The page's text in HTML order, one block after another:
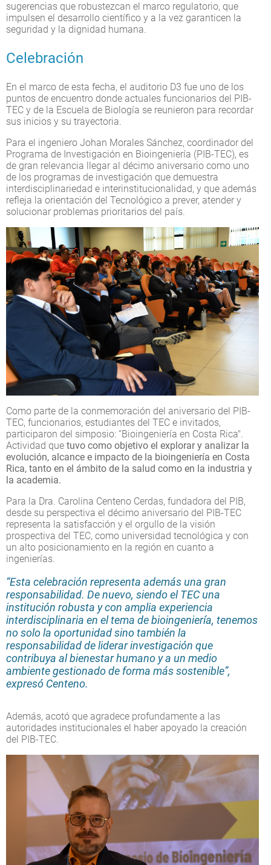
sugerencias que robustezcan el marco regulatorio, que
impulsen el desarrollo científico y a la vez garanticen la
seguridad y la dignidad humana.
Celebración
En el marco de esta fecha, el auditorio D3 fue uno de los
puntos de encuentro donde actuales funcionarios del PIB-
TEC y de la Escuela de Biología se reunieron para recordar
sus inicios y su trayectoria.
Para el ingeniero Johan Morales Sánchez, coordinador del
Programa de Investigación en Bioingeniería (PIB-TEC), es
de gran relevancia llegar al décimo aniversario como uno
de los programas de investigación que demuestra
interdisciplinariedad e interinstitucionalidad, y que además
refleja la orientación del Tecnológico a prever, atender y
solucionar problemas prioritarios del país.
Como parte de la conmemoración del aniversario del PIB-
TEC, funcionarios, estudiantes del TEC e invitados,
participaron del simposio: “Bioingeniería en Costa Rica".
Actividad que tuvo como objetivo el explorar y analizar la
evolución, alcance e impacto de la bioingeniería en Costa
Rica, tanto en el ámbito de la salud como en la industria y
la academia.
Para la Dra. Carolina Centeno Cerdas, fundadora del PIB,
desde su perspectiva el décimo aniversario del PIB-TEC
representa la satisfacción y el orgullo de la visión
prospectiva del TEC, como universidad tecnológica y con
un alto posicionamiento en la región en cuanto a
ingenierías.
“Esta celebración representa además una gran
responsabilidad. De nuevo, siendo el TEC una
institución robusta y con amplia experiencia
interdisciplinaria en el tema de bioingeniería, tenemos
no solo la oportunidad sino también la
responsabilidad de liderar investigación que
contribuya al bienestar humano y a un medio
ambiente gestionado de forma más sostenible”,
expresó Centeno.
Además, acotó que agradece profundamente a las
autoridades institucionales el haber apoyado la creación
del PIB-TEC.